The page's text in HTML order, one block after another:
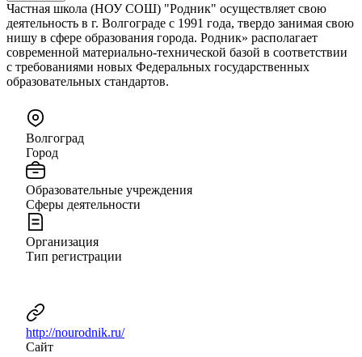
Частная школа (НОУ СОШ) "Родник" осуществляет свою
деятельность в г. Волгограде с 1991 года, твердо занимая свою
нишу в сфере образования города. Родник» располагает
современной материально-технической базой в соответствии
с требованиями новых Федеральных государственных
образовательных стандартов.
Волгоград
Город
Образовательные учреждения
Сферы деятельности
Организация
Тип регистрации
http://nourodnik.ru/
Сайт